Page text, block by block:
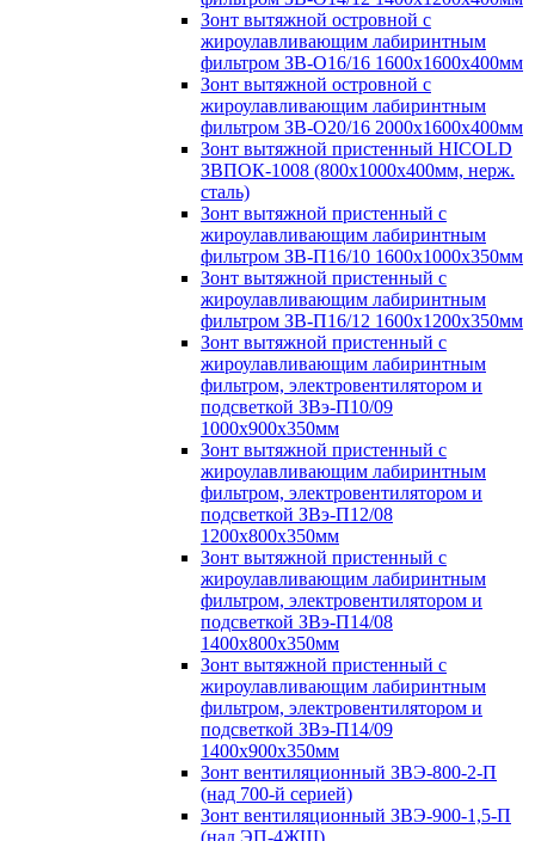
Зонт вытяжной островной с
жироулавливающим лабиринтным
фильтром ЗВ-О16/16 1600х1600х400мм
Зонт вытяжной островной с
жироулавливающим лабиринтным
фильтром ЗВ-О20/16 2000х1600х400мм
Зонт вытяжной пристенный HICOLD
ЗВПОК-1008 (800х1000х400мм, нерж.
сталь)
Зонт вытяжной пристенный с
жироулавливающим лабиринтным
фильтром ЗВ-П16/10 1600х1000х350мм
Зонт вытяжной пристенный с
жироулавливающим лабиринтным
фильтром ЗВ-П16/12 1600х1200х350мм
Зонт вытяжной пристенный с
жироулавливающим лабиринтным
фильтром, электровентилятором и
подсветкой ЗВэ-П10/09
1000х900х350мм
Зонт вытяжной пристенный с
жироулавливающим лабиринтным
фильтром, электровентилятором и
подсветкой ЗВэ-П12/08
1200х800х350мм
Зонт вытяжной пристенный с
жироулавливающим лабиринтным
фильтром, электровентилятором и
подсветкой ЗВэ-П14/08
1400х800х350мм
Зонт вытяжной пристенный с
жироулавливающим лабиринтным
фильтром, электровентилятором и
подсветкой ЗВэ-П14/09
1400х900х350мм
Зонт вентиляционный ЗВЭ-800-2-П
(над 700-й серией)
Зонт вентиляционный ЗВЭ-900-1,5-П
(над ЭП-4ЖШ)